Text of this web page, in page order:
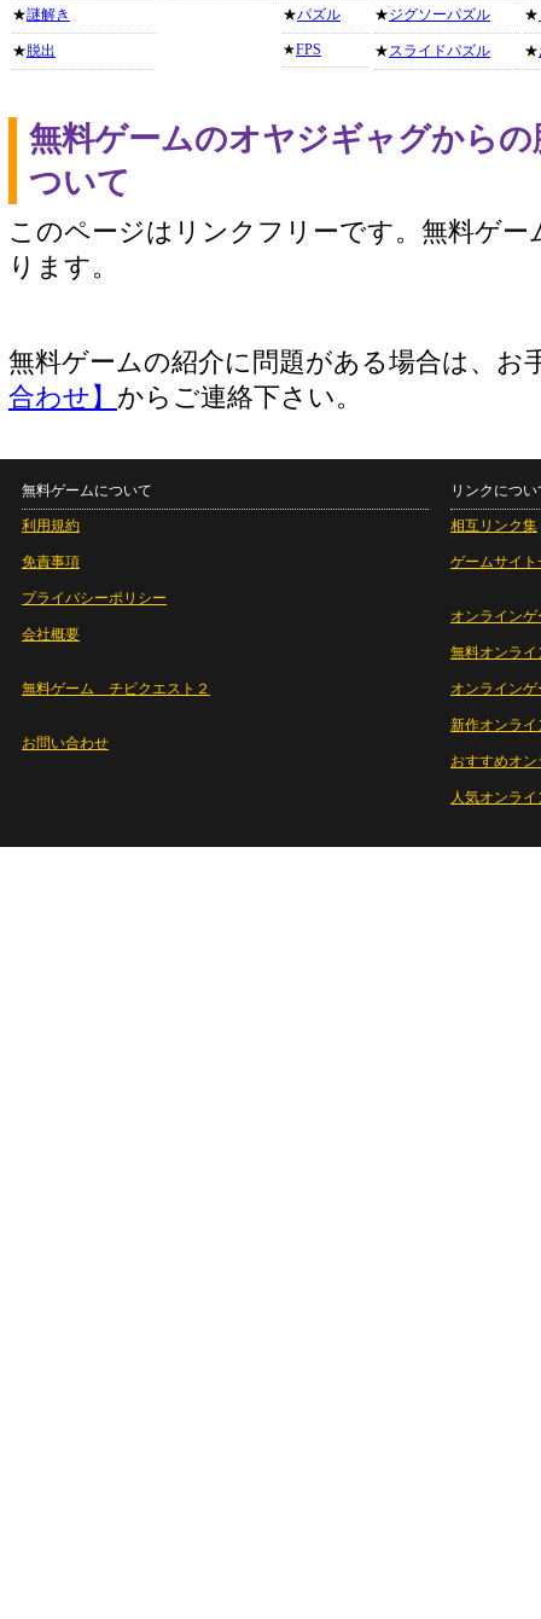
★謎解き
★ 脱出
★パズル
★FPS
★ジグソーパズル
★スライドパズル
★
★
無料ゲームのオヤジギャグから
ついて
このページはリンクフリーです。無料ゲー
ります。
無料ゲームの紹介に問題がある場合は、お
合わせ】 からご連絡下さい。
無料ゲームについて
利用規約
免責事項
プライバシーポリシー
会社概要
無料ゲーム チビクエスト２
お問い合わせ
リンクについ
相互リンク集
ゲームサイト
オンラインゲ
無料オンライ
オンライン
新作オンライ
おすすめオ
人気オンラ